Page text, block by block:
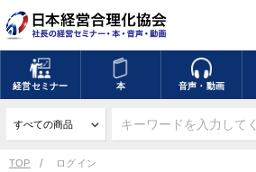
経営セミナー 本 音声・動画
TOP ログイン